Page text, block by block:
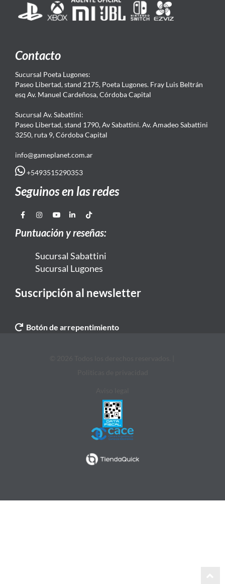
Contacto
Sucursal Poeta Lugones:
Paseo Libertad, stand 2175, Poeta Lugones. Fray Luis Beltrán
esq Av. Manuel Cardeñosa, Córdoba Capital
Sucursal Av. Sabattini:
Paseo Libertad, stand 1790, Av Sabattini. Av. Amadeo Sabattini
3250, ruta 9, Córdoba Capital
info@gameplanet.com.ar
+5493515290353
Seguinos en las redes
Puntuación y reseñas:
Sucursal Sabattini
Sucursal Lugones
Suscripción al newsletter
Botón de arrepentimiento